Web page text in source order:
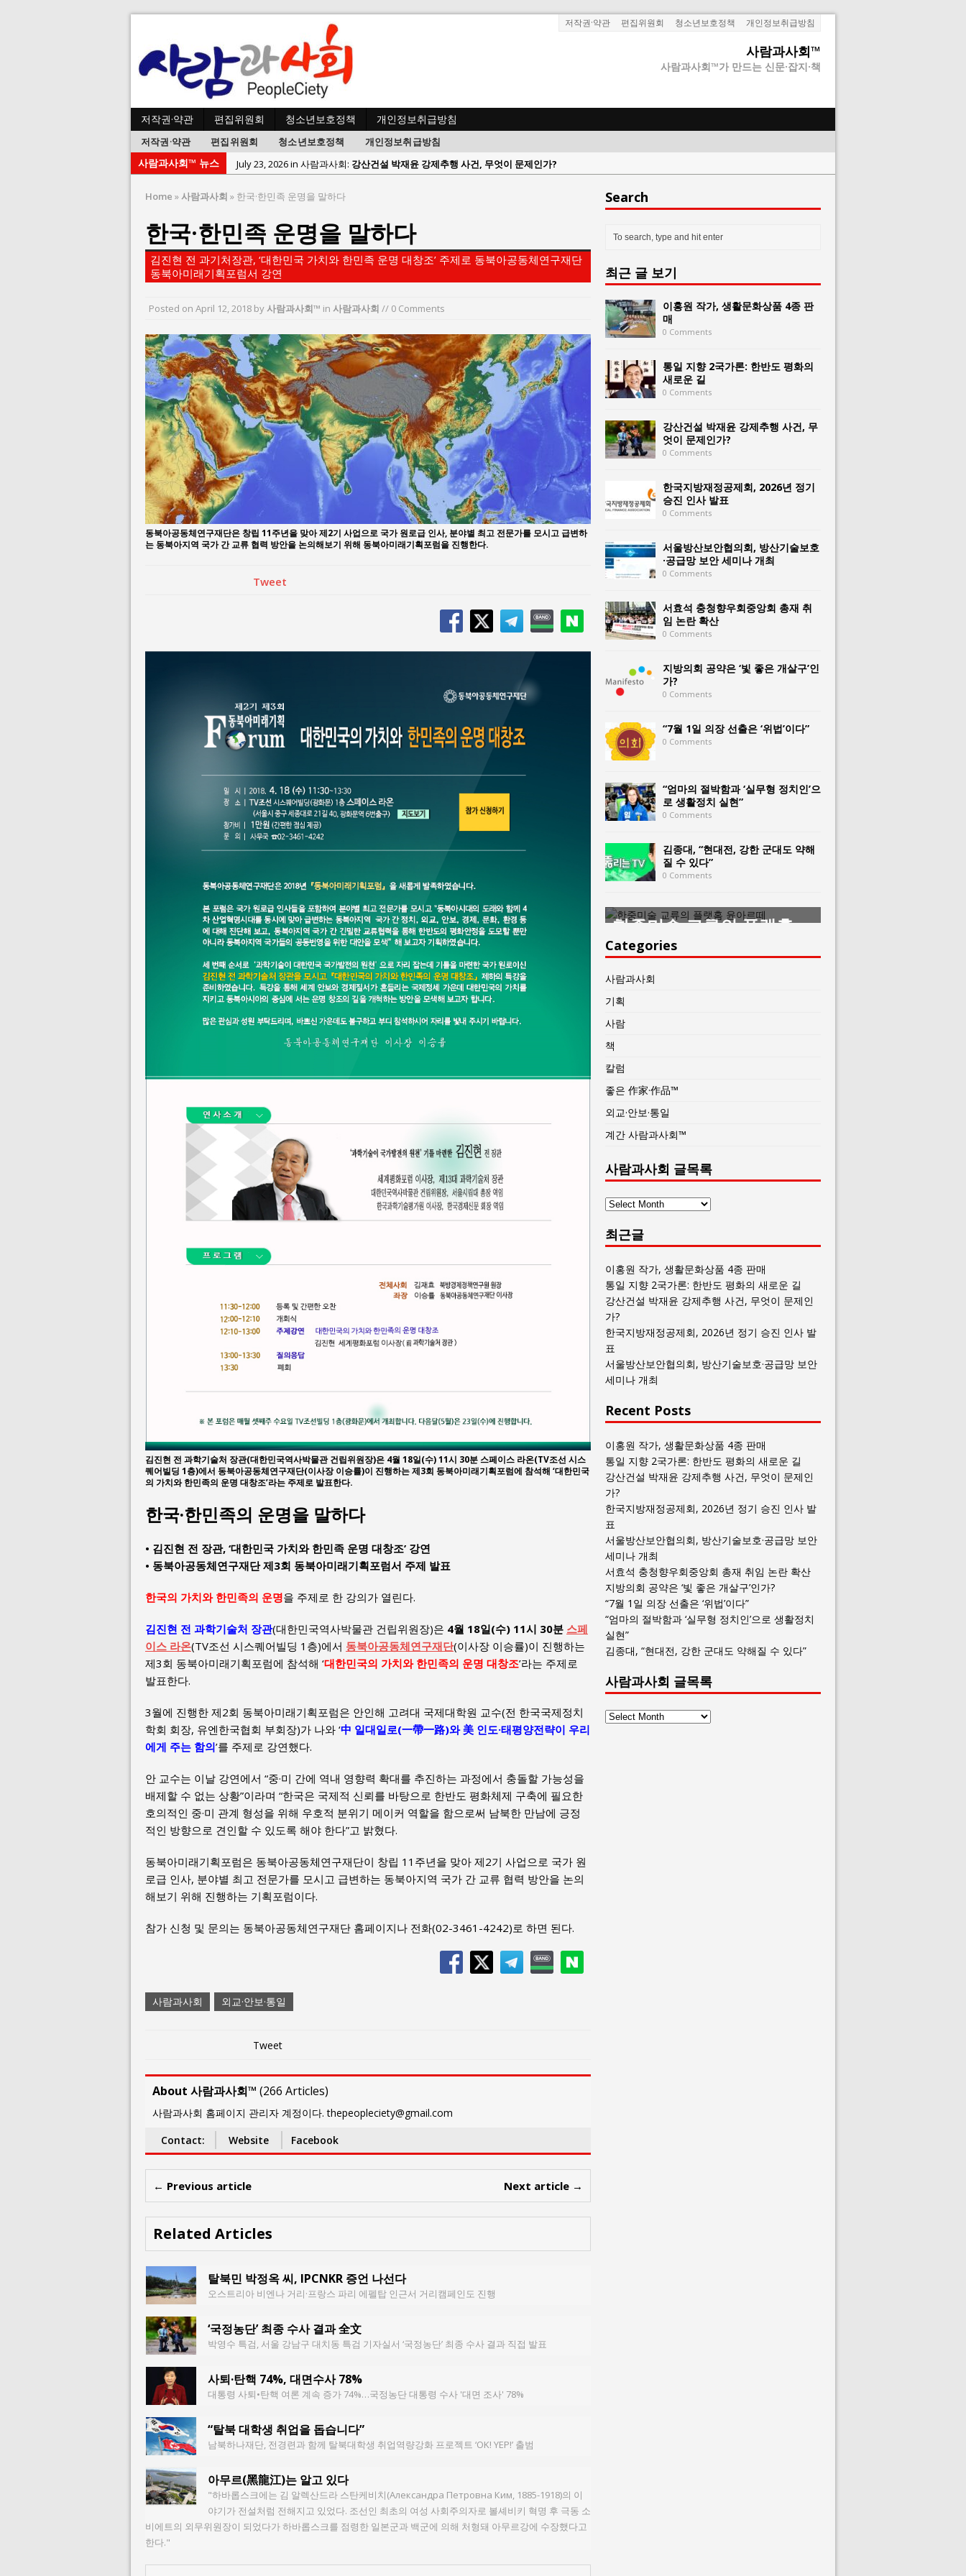
저작권·약관 편집위원회 청소년보호정책 개인정보취급방침
사람과사회™
사람과사회™가 만드는 신문·잡지·책
저작권·약관 편집위원회 청소년보호정책 개인정보취급방침
저작권·약관 편집위원회 청소년보호정책 개인정보취급방침
사람과사회™ 뉴스 July 23, 2026 in 사람과사회: 강산건설 박재윤 강제추행 사건, 무엇이 문제인가?
June 22, 2026 in 사람과사회:서효석 충청향우회중앙회 총재 취임 논란 확산
June 8, 2026 in 사람과사회:지방의회 공약은 ‘빛 좋은 개살구’인가?
June 2, 2026 in 사람과사회:
May 23, 2026 in 사람과사회:김종대, “현대전, 강한 군대도 약해질 수 있다”
August 3, 2026 in 사람과사회:이홍원 작가, 생활문화상품 4종 판매
July 26, 2026 in 사람과사회:통일 지향 2국가론: 한반도 평화의 새로운 길
Home »사람과사회 » 한국·한민족 운명을 말하다
한국·한민족 운명을 말하다
김진현 전 과기처장관, ‘대한민국 가치와 한민족 운명 대창조’ 주제로 동북아공동체연구재단
동북아미래기획포럼서 강연
Posted on April 12, 2018 by사람과사회™ in 사람과사회 // 0 Comments
동북아공동체연구재단은 창립 11주년을 맞아 제2기 사업으로 국가 원로급 인사, 분야별 최고 전문가를 모시고 급변하
는 동북아지역 국가 간 교류 협력 방안을 논의해보기 위해 동북아미래기획포럼을 진행한다.
Tweet
김진현 전 과학기술처 장관(대한민국역사박물관 건립위원장)은 4월 18일(수) 11시 30분 스페이스 라온(TV조선 시스
퀘어빌딩 1층)에서 동북아공동체연구재단(이사장 이승률)이 진행하는 제3회 동북아미래기획포럼에 참석해 ‘대한민국
의 가치와 한민족의 운명 대창조’라는 주제로 발표한다.
한국·한민족의 운명을 말하다
• 김진현 전 장관, ‘대한민국 가치와 한민족 운명 대창조’ 강연
• 동북아공동체연구재단 제3회 동북아미래기획포럼서 주제 발표
한국의 가치와 한민족의 운명을 주제로 한 강의가 열린다.
김진현 전 과학기술처 장관(대한민국역사박물관 건립위원장)은 4월 18일(수) 11시 30분 스페
이스 라온(TV조선 시스퀘어빌딩 1층)에서 동북아공동체연구재단(이사장 이승률)이 진행하는
제3회 동북아미래기획포럼에 참석해 ‘대한민국의 가치와 한민족의 운명 대창조’라는 주제로
발표한다.
3월에 진행한 제2회 동북아미래기획포럼은 안인해 고려대 국제대학원 교수(전 한국국제정치
학회 회장, 유엔한국협회 부회장)가 나와 ‘中 일대일로(一帶一路)와 美 인도·태평양전략이 우리
에게 주는 함의’를 주제로 강연했다.
안 교수는 이날 강연에서 “중·미 간에 역내 영향력 확대를 추진하는 과정에서 충돌할 가능성을
배제할 수 없는 상황”이라며 “한국은 국제적 신뢰를 바탕으로 한반도 평화체제 구축에 필요한
호의적인 중·미 관계 형성을 위해 우호적 분위기 메이커 역할을 함으로써 남북한 만남에 긍정
적인 방향으로 견인할 수 있도록 해야 한다”고 밝혔다.
동북아미래기획포럼은 동북아공동체연구재단이 창립 11주년을 맞아 제2기 사업으로 국가 원
로급 인사, 분야별 최고 전문가를 모시고 급변하는 동북아지역 국가 간 교류 협력 방안을 논의
해보기 위해 진행하는 기획포럼이다.
참가 신청 및 문의는 동북아공동체연구재단 홈페이지나 전화(02-3461-4242)로 하면 된다.
사람과사회 외교·안보·통일
Tweet
About 사람과사회™ (266 Articles)
사람과사회 홈페이지 관리자 계정이다. thepeopleciety@gmail.com
Contact:
Website Facebook
← Previous article Next article →
Related Articles
탈북민 박정옥 씨, IPCNKR 증언 나선다
오스트리아 비엔나 거리·프랑스 파리 에펠탑 인근서 거리캠페인도 진행
‘국정농단’ 최종 수사 결과 全文
박영수 특검, 서울 강남구 대치동 특검 기자실서 ‘국정농단’ 최종 수사 결과 직접 발표
사퇴·탄핵 74%, 대면수사 78%
대통령 사퇴•탄핵 여론 계속 증가 74%…국정농단 대통령 수사 '대면 조사' 78%
“탈북 대학생 취업을 돕습니다”
남북하나재단, 전경련과 함께 탈북대학생 취업역량강화 프로젝트 ‘OK! YEP!’ 출범
아무르(黑龍江)는 알고 있다
"하바롭스크에는 김 알렉산드라 스탄케비치(Александра Петровна Ким, 1885-1918)의 이
야기가 전설처럼 전해지고 있었다. 조선인 최초의 여성 사회주의자로 볼셰비키 혁명 후 극동 소
비에트의 외무위원장이 되었다가 하바롭스크를 점령한 일본군과 백군에 의해 처형돼 아무르강에 수장했다고
한다."
Search
최근 글 보기
이홍원 작가, 생활문화상품 4종 판
매
0 Comments
통일 지향 2국가론: 한반도 평화의
새로운 길
0 Comments
강산건설 박재윤 강제추행 사건, 무
엇이 문제인가?
0 Comments
한국지방재정공제회, 2026년 정기
승진 인사 발표
0 Comments
서울방산보안협의회, 방산기술보호
·공급망 보안 세미나 개최
0 Comments
서효석 충청향우회중앙회 총재 취
임 논란 확산
0 Comments
지방의회 공약은 ‘빛 좋은 개살구’인
가?
0 Comments
“7월 1일 의장 선출은 ‘위법’이다”
0 Comments
“엄마의 절박함과 ‘실무형 정치인’으
로 생활정치 실현”
0 Comments
김종대, “현대전, 강한 군대도 약해
질 수 있다”
0 Comments
한중미술 교류의 플랫홈
윤아르떼
한중미술 교류의 플랫홈
윤아르떼
Categories
사람과사회
기획
사람
책
칼럼
좋은 作家·作品™
외교·안보·통일
계간 사람과사회™
사람과사회 글목록
사
과
사
회
글
목
록
최근글
이홍원 작가, 생활문화상품 4종 판매
통일 지향 2국가론: 한반도 평화의 새로운 길
강산건설 박재윤 강제추행 사건, 무엇이 문제인
가?
한국지방재정공제회, 2026년 정기 승진 인사 발
표
서울방산보안협의회, 방산기술보호·공급망 보안
세미나 개최
Recent Posts
이홍원 작가, 생활문화상품 4종 판매
통일 지향 2국가론: 한반도 평화의 새로운 길
강산건설 박재윤 강제추행 사건, 무엇이 문제인
가?
한국지방재정공제회, 2026년 정기 승진 인사 발
표
서울방산보안협의회, 방산기술보호·공급망 보안
세미나 개최
서효석 충청향우회중앙회 총재 취임 논란 확산
지방의회 공약은 ‘빛 좋은 개살구’인가?
“7월 1일 의장 선출은 ‘위법’이다”
“엄마의 절박함과 ‘실무형 정치인’으로 생활정치
실현”
김종대, “현대전, 강한 군대도 약해질 수 있다”
사람과사회 글목록
사